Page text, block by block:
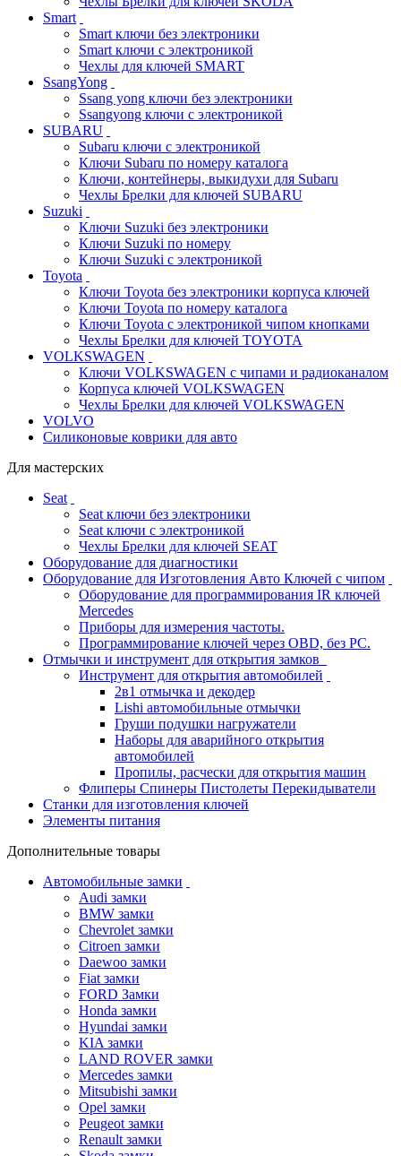
Smart
Smart ключи без электроники
Smart ключи с электроникой
Чехлы для ключей SMART
SsangYong
Ssang yong ключи без электроники
Ssangyong ключи с электроникой
SUBARU
Subaru ключи с электроникой
Ключи Subaru по номеру каталога
Ключи, контейнеры, выкидухи для Subaru
Чехлы Брелки для ключей SUBARU
Suzuki
Ключи Suzuki без электроники
Ключи Suzuki по номеру
Ключи Suzuki с электроникой
Toyota
Ключи Toyota без электроники корпуса ключей
Ключи Toyota по номеру каталога
Ключи Toyota с электроникой чипом кнопками
Чехлы Брелки для ключей TOYOTA
VOLKSWAGEN
Ключи VOLKSWAGEN с чипами и радиоканалом
Корпуса ключей VOLKSWAGEN
Чехлы Брелки для ключей VOLKSWAGEN
VOLVO
Силиконовые коврики для авто
Для мастерских
Seat
Seat ключи без электроники
Seat ключи с электроникой
Чехлы Брелки для ключей SEAT
Оборудование для диагностики
Оборудование для Изготовления Авто Ключей с чипом
Оборудование для программирования IR ключей
Mercedes
Приборы для измерения частоты.
Программирование ключей через OBD, без PC.
Отмычки и инструмент для открытия замков
Инструмент для открытия автомобилей
2в1 отмычка и декодер
Lishi автомобильные отмычки
Груши подушки нагружатели
Наборы для аварийного открытия
автомобилей
Пропилы, расчески для открытия машин
Флиперы Спинеры Пистолеты Перекидыватели
Станки для изготовления ключей
Элементы питания
Дополнительные товары
Автомобильные замки
Audi замки
BMW замки
Chevrolet замки
Citroen замки
Daewoo замки
Fiat замки
FORD Замки
Honda замки
Hyundai замки
KIA замки
LAND ROVER замки
Mercedes замки
Mitsubishi замки
Opel замки
Peugeot замки
Renault замки